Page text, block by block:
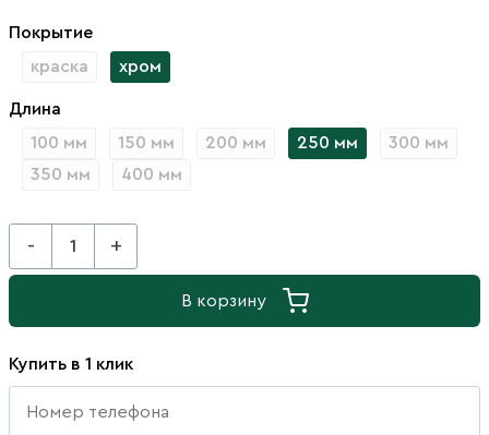
Покрытие
краска
хром
Длина
100 мм
150 мм 200 мм 250 мм
300 мм
350 мм
400 мм
- +
В корзину
Купить в 1 клик